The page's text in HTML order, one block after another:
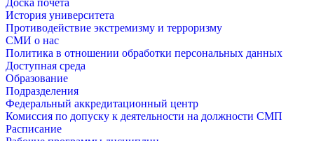
Доска почёта
История университета
Противодействие экстремизму и терроризму
СМИ о нас
Политика в отношении обработки персональных данных
Доступная среда
Образование
Подразделения
Федеральный аккредитационный центр
Комиссия по допуску к деятельности на должности СМП
Расписание